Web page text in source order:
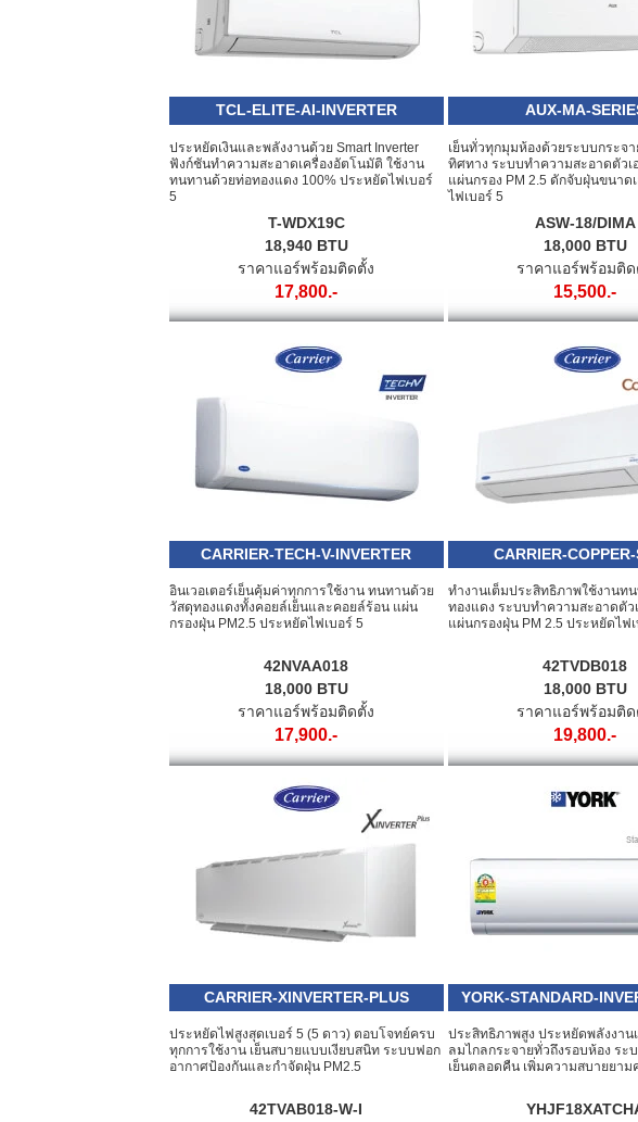
TCL-ELITE-AI-INVERTER
ประหยัดเงินและพลังงานด้วย Smart Inverter
ฟังก์ชันทำความสะอาดเครื่องอัตโนมัติ ใช้งาน
ทนทานด้วยท่อทองแดง 100% ประหยัดไฟเบอร์
5
T-WDX19C
18,940 BTU
ราคาแอร์พร้อมติดตั้ง
17,800.-
AUX-MA-
เย็นทั่วทุกมุมห้องด้วยระบบกระจา
ทิศทาง ระบบทำความสะอาดตัวเ
แผ่นกรอง PM 2.5 ดักจับฝุ่นขนาด
ไฟเบอร์ 5
ASW-18/DIMA
18,000 BTU
ราคาแอร์พร้อมติด
15,500.-
CARRIER-TECH-V-INVERTER
อินเวอเตอร์เย็นคุ้มค่าทุกการใช้งาน ทนทานด้วย
วัสดุทองแดงทั้งคอยล์เย็นและคอยล์ร้อน แผ่น
กรองฝุ่น PM2.5 ประหยัดไฟเบอร์ 5
42NVAA018
18,000 BTU
ราคาแอร์พร้อมติดตั้ง
17,900.-
CARRIER-
ทำงานเต็มประสิทธิภาพใช้งานท
ทองแดง ระบบทำความสะอาดตัว
แผ่นกรองฝุ่น PM 2.5 ประหยัดไฟ
42TVDB018
18,000 BTU
ราคาแอร์พร้อมติด
19,800.-
CARRIER-XINVERTER-PLUS
ประหยัดไฟสูงสุดเบอร์ 5 (5 ดาว) ตอบโจทย์ครบ
ทุกการใช้งาน เย็นสบายแบบเงียบสนิท ระบบฟอก
อากาศป้องกันและกำจัดฝุ่น PM2.5
42TVAB018-W-I
YORK-STANDARD-
ประสิทธิภาพสูง ประหยัดพลังงาน
ลมไกลกระจายทั่วถึงรอบห้อง ระ
เย็นตลอดคืน เพิ่มความสบายยา